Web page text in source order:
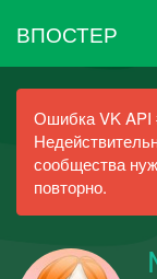
ВПОСТЕР
Ошибка VK API
сообщества
повторно.